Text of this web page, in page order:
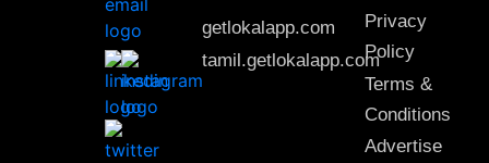
getlokalapp.com
tamil.getlokalapp.com
Privacy
Policy
Terms &
Conditions
Advertise